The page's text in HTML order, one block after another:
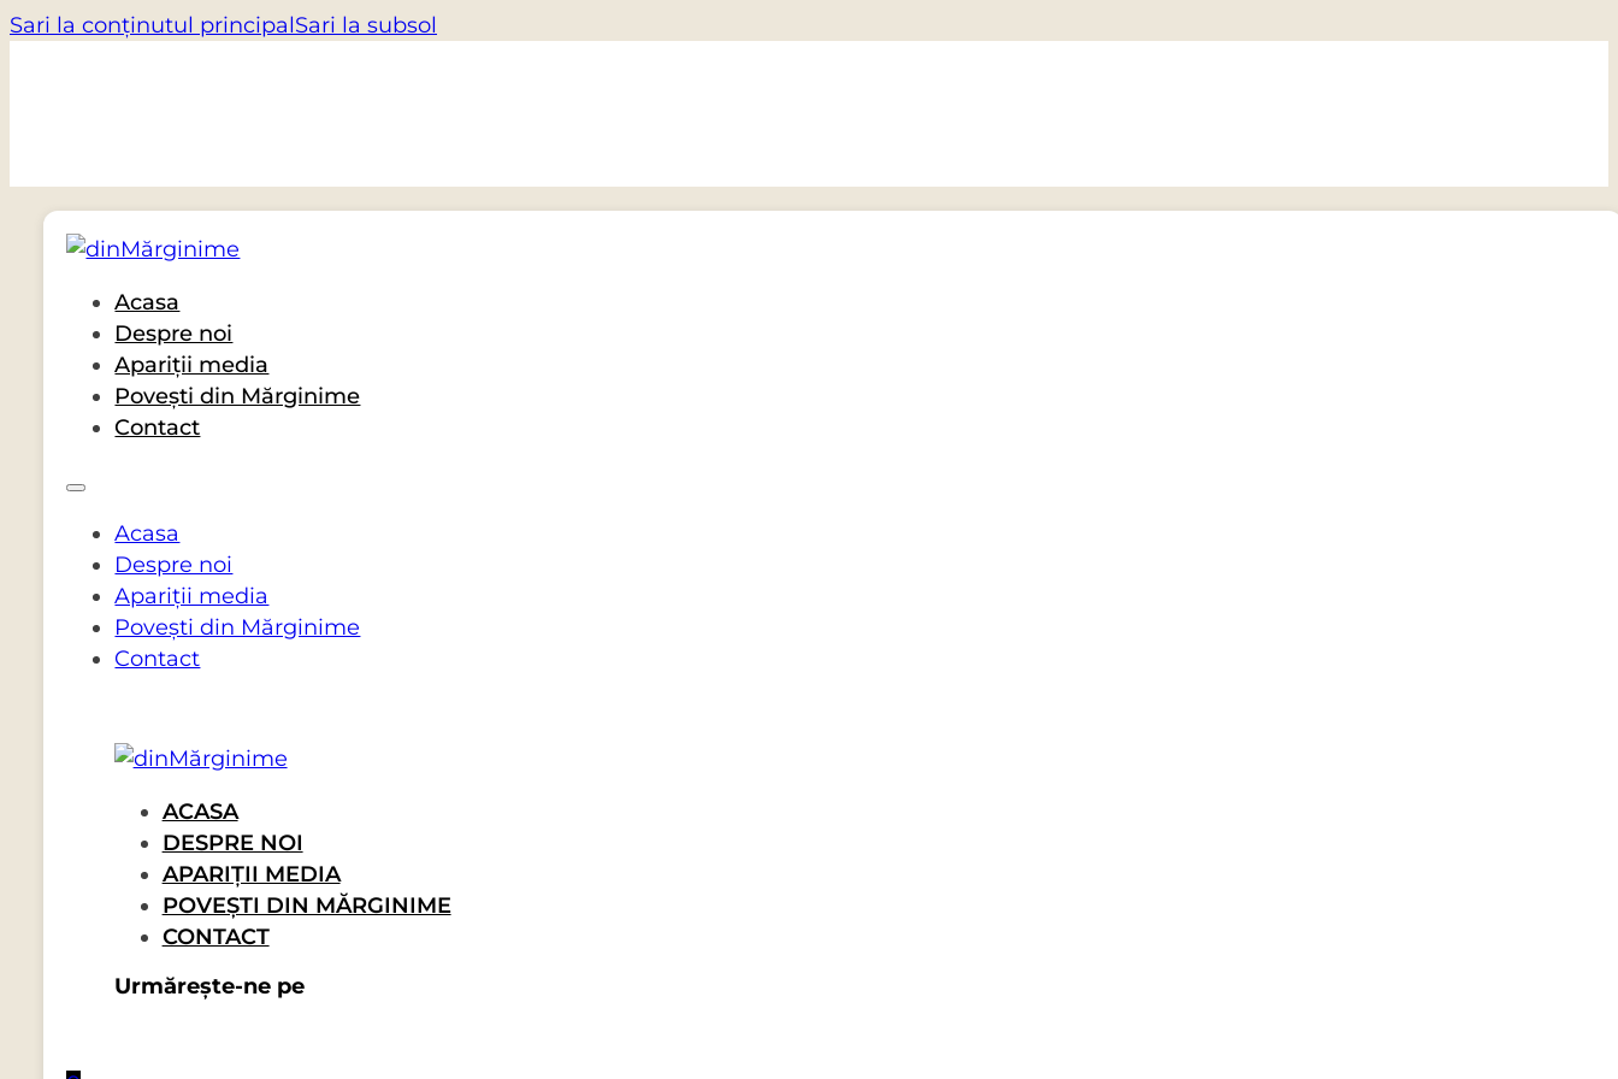
Sari la conținutul principalSari la subsol
Acasa
Despre noi
Apariții media
Povești din Mărginime
Contact
Acasa
Despre noi
Apariții media
Povești din Mărginime
Contact
ACASA
DESPRE NOI
APARIȚII MEDIA
POVEȘTI DIN MĂRGINIME
CONTACT
Urmărește-ne pe